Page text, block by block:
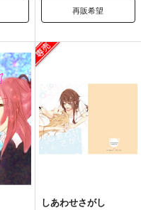
再販希望
しあわせさがし